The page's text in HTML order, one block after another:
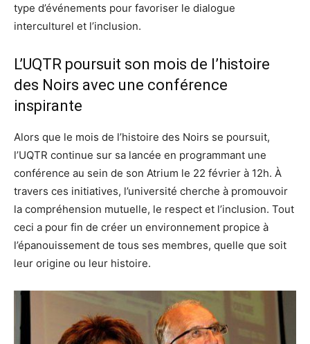
type d’événements pour favoriser le dialogue
interculturel et l’inclusion.
L’UQTR poursuit son mois de l’histoire
des Noirs avec une conférence
inspirante
Alors que le mois de l’histoire des Noirs se poursuit,
l’UQTR continue sur sa lancée en programmant une
conférence au sein de son Atrium le 22 février à 12h. À
travers ces initiatives, l’université cherche à promouvoir
la compréhension mutuelle, le respect et l’inclusion. Tout
ceci a pour fin de créer un environnement propice à
l’épanouissement de tous ses membres, quelle que soit
leur origine ou leur histoire.